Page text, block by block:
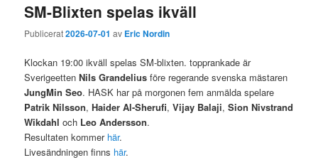
SM-Blixten spelas ikväll
Publicerat2026-07-01 av Eric Nordin
Klockan 19:00 ikväll spelas SM-blixten. topprankade är
SverigeettenNils Grandelius före regerande svenska mästaren
JungMin Seo. HASK har på morgonen fem anmälda spelare
Patrik Nilsson,Haider Al-Sherufi,Vijay Balaji,Sion Nivstrand
Wikdahl och Leo Andersson.
Resultaten kommer här.
Livesändningen finns här.